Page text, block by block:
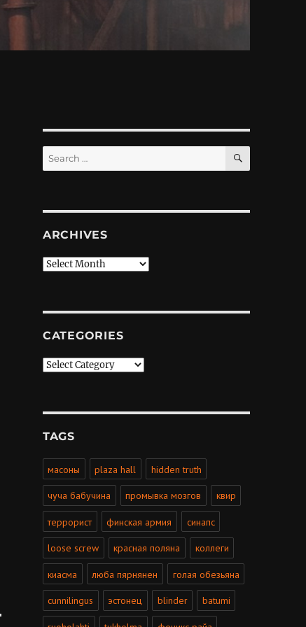
Search
for:
SEARCH
ARCHIVES
Archives
CATEGORIES
Categories
TAGS
масоны plaza hall hidden truth
чуча бабучина промывка мозгов квир
террорист финская армия синапс
loose screw красная поляна коллеги
киасма люба пярнянен голая обезьяна
cunnilingus эстонец blinder batumi